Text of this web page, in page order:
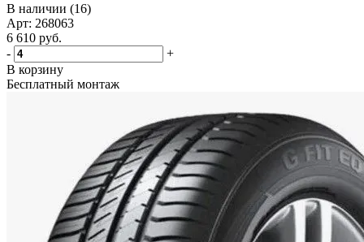
В наличии (16)
Арт: 268063
6 610 руб.
-
+
В корзину
Бесплатный монтаж